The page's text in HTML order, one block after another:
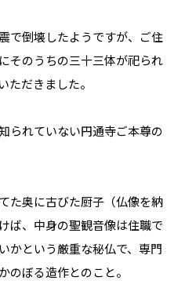
で倒壊したようですが、ご住
そのうちの三十三体が祀られ
ただきました。
られていない円通寺ご本尊の
た奥に古びた厨子（仏像を納
ば、中身の聖観音像は住職で
かという厳重な秘仏で、専門
のぼる造作とのこと。